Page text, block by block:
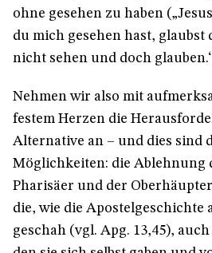
ohne gesehen zu haben
du mich gesehen hast, glaubst
nicht sehen und doch
Nehmen wir also mit
festem Herzen die
Alternative an – und dies sind
Möglichkeiten: die Ablehnung
Pharisäer und der
die, wie die Apostelgeschichte
geschah (vgl. Apg. 13,45),